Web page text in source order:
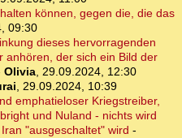
können, gegen die, die das
09:30
dieses hervorragenden
anhören, der sich ein Bild der
Olivia, 29.09.2024, 12:30
, 29.09.2024, 10:39
emphatieloser Kriegstreiber,
und Nuland - nichts wird
"ausgeschaltet" wird -